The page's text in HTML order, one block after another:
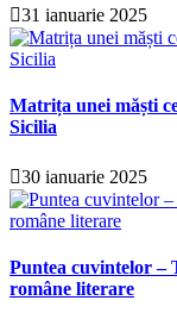
31 ianuarie 2025
Matrița unei măști
Sicilia
30 ianuarie 2025
Puntea cuvintelor –
române literare